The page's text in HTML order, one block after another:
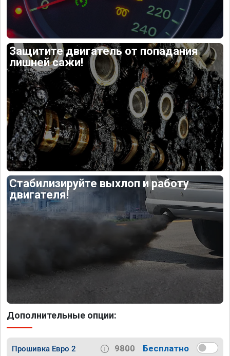
Защитите двигатель от попадания
лишней сажи!
Стабилизируйте выхлоп и работу
двигателя!
Дополнительные опции:
Прошивка Евро 2 9800 Бесплатно